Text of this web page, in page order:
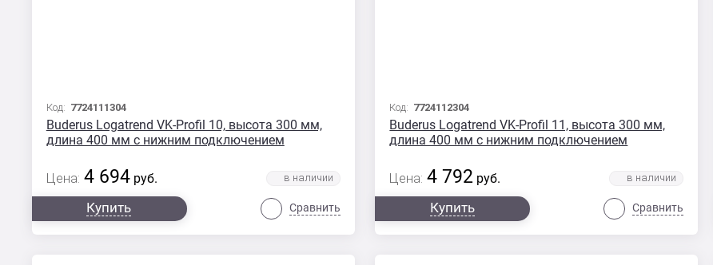
Код: 7724111304
Buderus Logatrend VK-Profil 10, высота 300 мм,
длина 400 мм с нижним подключением
Цена: 4 694 руб.
Купить Сравнить
Код: 7724112304
Buderus Logatrend VK-Profil 11, высота 300 мм,
длина 400 мм с нижним подключением
Цена: 4 792 руб.
Купить Сравнить